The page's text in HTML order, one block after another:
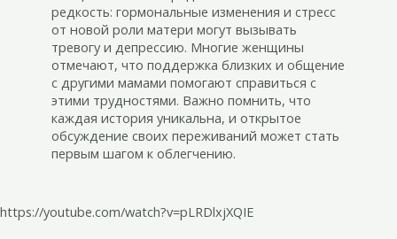
редкость: гормональные изменения и стресс
от новой роли матери могут вызывать
тревогу и депрессию. Многие женщины
отмечают, что поддержка близких и общение
с другими мамами помогают справиться с
этими трудностями. Важно помнить, что
каждая история уникальна, и открытое
обсуждение своих переживаний может стать
первым шагом к облегчению.
https://youtube.com/watch?v=pLRDlxjXQIE